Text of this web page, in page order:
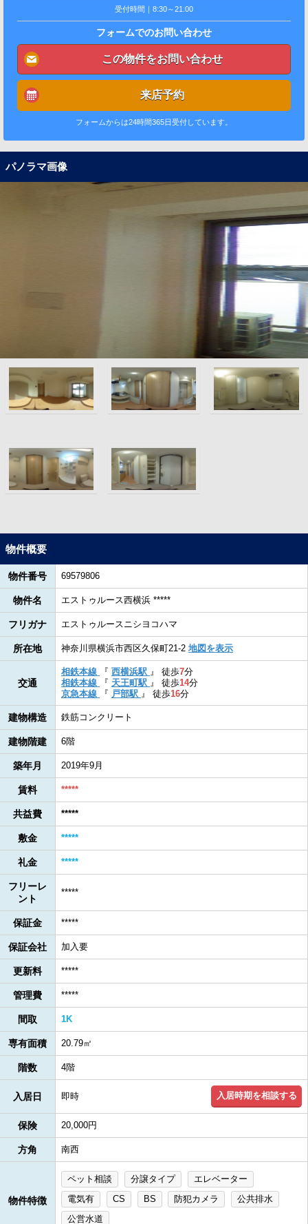
受付時間｜8:30～21:00
フォームでのお問い合わせ
この物件をお問い合わせ
来店予約
フォームからは24時間365日受付しています。
パノラマ画像
物件概要
物件番号 69579806
物件名 エストゥルース西横浜 *****
フリガナ エストゥルースニシヨコハマ
所在地 神奈川県横浜市西区久保町21-2 地図を表示
交通
相鉄本線 『 西横浜駅 』 徒歩7分
相鉄本線
『 天王町駅 』 徒歩14分
京急本線
『 戸部駅 』 徒歩16分
建物構造 鉄筋コンクリート
建物階建 6階
築年月 2019年9月
賃料 *****
共益費 *****
敷金 *****
礼金 *****
フリーレ
ント
*****
保証金 *****
保証会社 加入要
更新料 *****
管理費 *****
間取 1K
専有面積 20.79㎡
階数 4階
入居日 即時 入居時期を相談する
保険 20,000円
方角 南西
物件特徴
ペット相談 分譲タイプ
エレベーター
電気有
CS BS 防犯カメラ
公共排水
公営水道